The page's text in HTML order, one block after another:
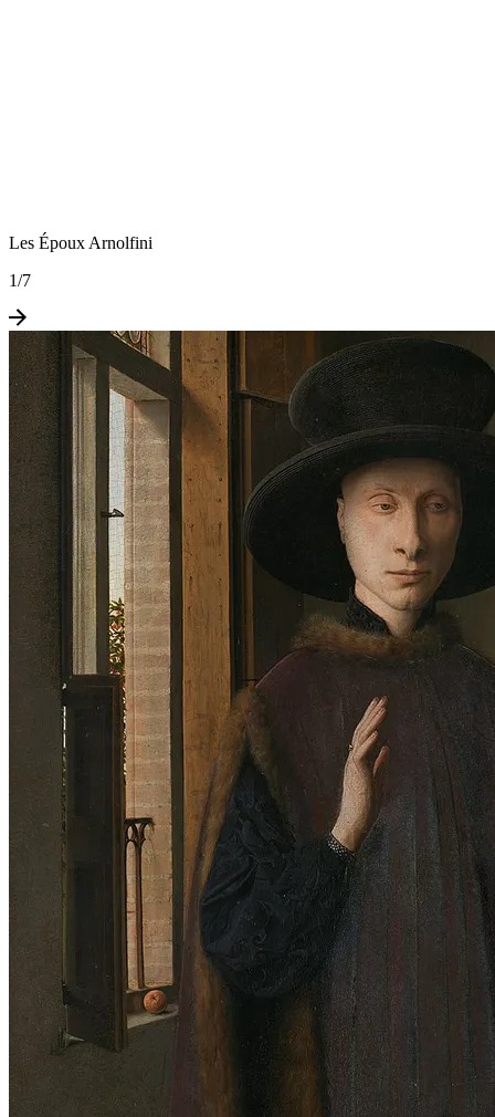
Les Époux Arnolfini
1/7